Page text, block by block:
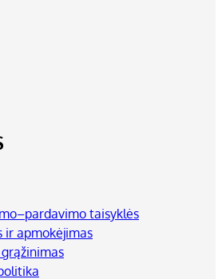
taisyklės
ir apmokėjimas